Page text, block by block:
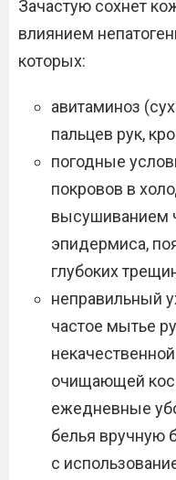
Зачастую сохнет
влиянием
которых:
авитаминоз
пальцев рук,
погодные
покровов в
высушиванием
эпидермиса,
глубоких
неправильный
частое мытье
очищающей
ежедневные
белья вручную
с